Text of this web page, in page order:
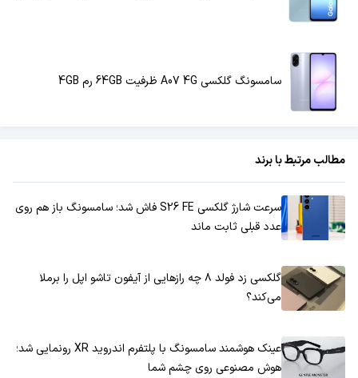
سامسونگ گلکسی A07 4G ظرفیت 64GB رم 4GB
مطالب مرتبط با برند
سرعت شارژ گلکسی S26 FE فاش شد؛ سامسونگ باز هم روی
عدد قبلی ثابت ماند
گلکسی زد فولد ۸ چه رازهایی از آیفون تاشو اپل را برملا
می‌کند؟
عینک هوشمند سامسونگ با پلتفرم اندروید XR رونمایی شد؛
هوش مصنوعی روی چشم شما